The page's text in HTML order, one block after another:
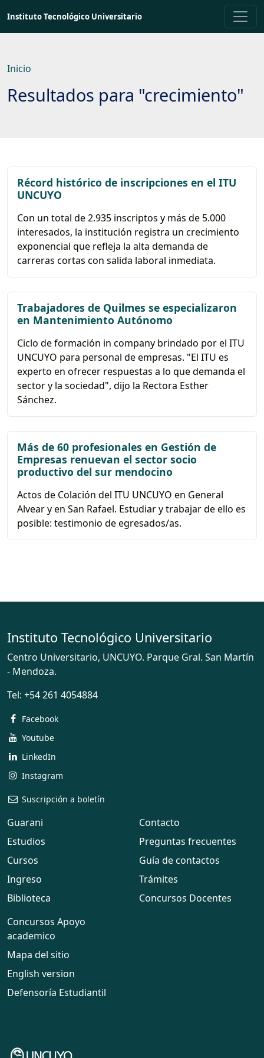
contenido
Instituto Tecnológico Universitario
Inicio
Resultados para "crecimiento"
Récord histórico de inscripciones en el ITU
UNCUYO
Con un total de 2.935 inscriptos y más de 5.000
interesados, la institución registra un crecimiento
exponencial que refleja la alta demanda de
carreras cortas con salida laboral inmediata.
Trabajadores de Quilmes se especializaron
en Mantenimiento Autónomo
Ciclo de formación in company brindado por el ITU
UNCUYO para personal de empresas. "El ITU es
experto en ofrecer respuestas a lo que demanda el
sector y la sociedad", dijo la Rectora Esther
Sánchez.
Más de 60 profesionales en Gestión de
Empresas renuevan el sector socio
productivo del sur mendocino
Actos de Colación del ITU UNCUYO en General
Alvear y en San Rafael. Estudiar y trabajar de ello es
posible: testimonio de egresados/as.
Instituto Tecnológico Universitario
Centro Universitario, UNCUYO. Parque Gral. San Martín
- Mendoza.
Tel: +54 261 4054884
Facebook
Youtube
LinkedIn
Instagram
Suscripción a boletín
Guarani
Estudios
Cursos
Ingreso
Biblioteca
Contacto
Preguntas frecuentes
Guía de contactos
Trámites
Concursos Docentes
Concursos Apoyo
academico
Mapa del sitio
English version
Defensoría Estudiantil